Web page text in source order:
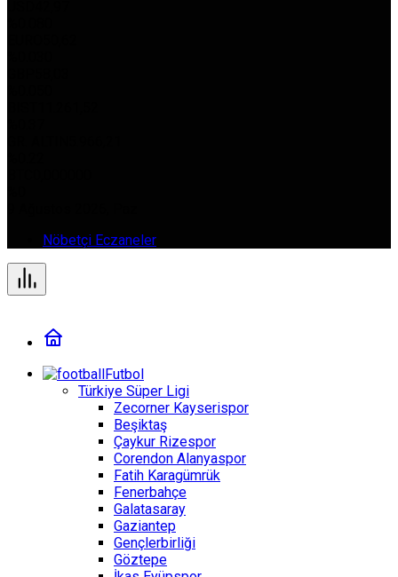
Nöbetçi Eczaneler
Futbol
Türkiye Süper Ligi
Zecorner Kayserispor
Beşiktaş
Çaykur Rizespor
Corendon Alanyaspor
Fatih Karagümrük
Fenerbahçe
Galatasaray
Gaziantep
Gençlerbirliği
Göztepe